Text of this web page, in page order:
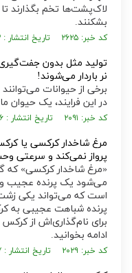
لاک‌پشت‌ها تخم بگذارند
بشکنند.
کد خبر: ۲۶۲۵ تاریخ انتشار : ۱۴۰۳/۱۰/۰۳
تولید مثل بدون
نر باردار می‌شوند!
برخی از حیوانات
در این فرایند، یک
کد خبر: ۲۰۹۱ تاریخ انتشار : ۱۴۰۳/۰۸/۰۶
مرغ شاخدار کرکسی یا
پرواز نمی‌کند و سرعتی
«مرغ شاخدار کرکسی» که
می‌شود یک پرنده عجیب
است که می‌تواند یکی
پرنده شباهت عجیبی به
برای نام‌گذاری‌اش از کرکس
ادامه بخوانید.
کد خبر: ۲۰۲۹ تاریخ انتشار : ۱۴۰۳/۱۰/۰۷